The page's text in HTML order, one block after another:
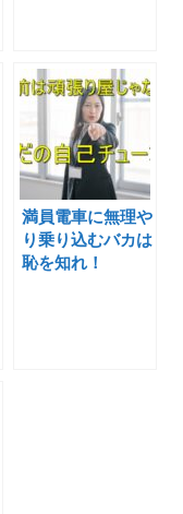
満員電車に無理や
り乗り込むバカは
恥を知れ！